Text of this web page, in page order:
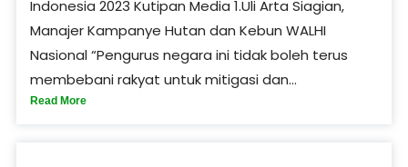
Indonesia 2023 Kutipan Media 1.Uli Arta Siagian,
Manajer Kampanye Hutan dan Kebun WALHI
Nasional “Pengurus negara ini tidak boleh terus
membebani rakyat untuk mitigasi dan...
Read More